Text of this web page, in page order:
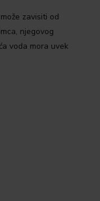
zavisiti od
njegovog
voda mora uvek